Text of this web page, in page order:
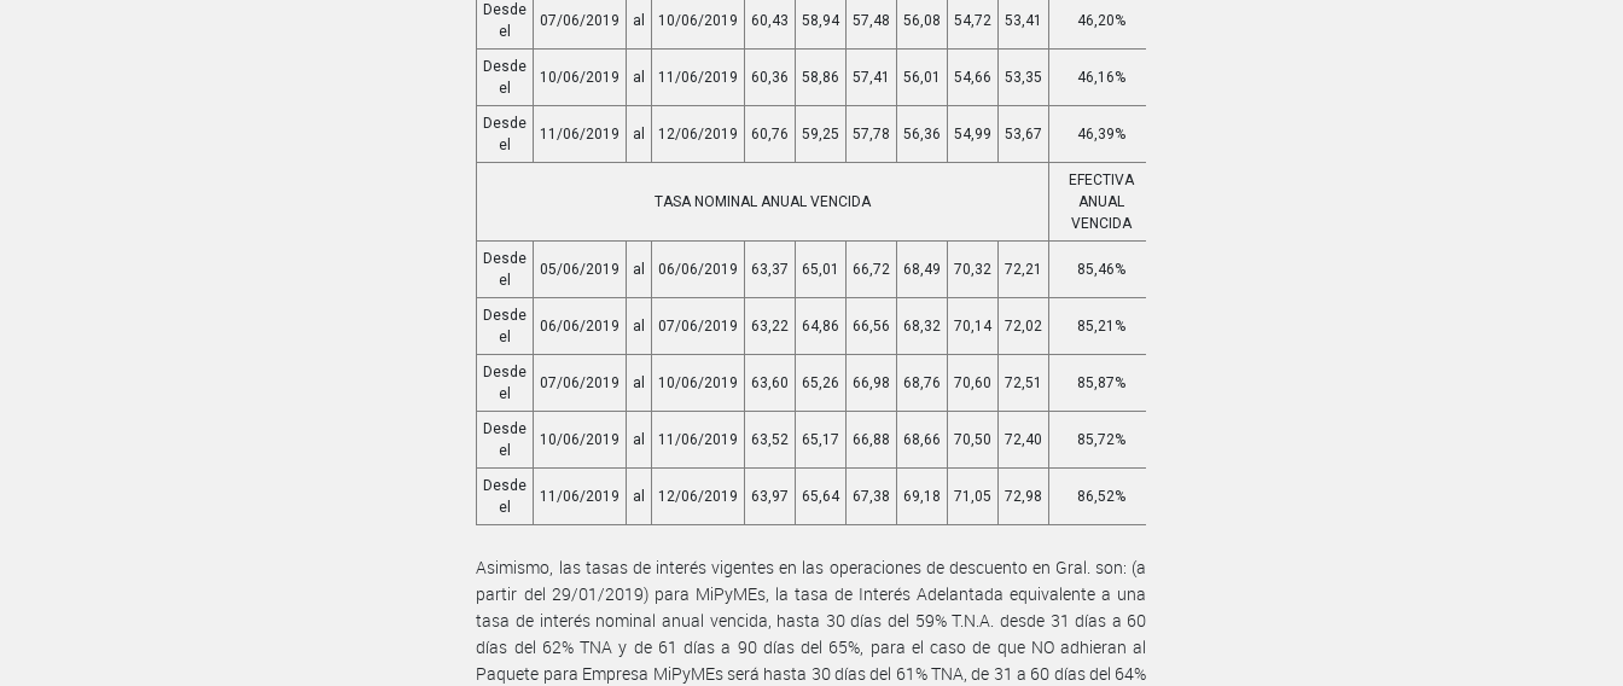
Desde
el
07/06/2019 al 10/06/2019 60,43 58,94 57,48 56,08 54,72 53,41 46,20%
Desde
el
10/06/2019 al 11/06/2019 60,36 58,86 57,41 56,01 54,66 53,35 46,16%
Desde
el
11/06/2019 al 12/06/2019 60,76 59,25 57,78 56,36 54,99 53,67 46,39%
TASA NOMINAL ANUAL VENCIDA
EFECTIVA
ANUAL
VENCIDA
Desde
el
05/06/2019 al 06/06/2019 63,37 65,01 66,72 68,49 70,32 72,21 85,46%
Desde
el
06/06/2019 al 07/06/2019 63,22 64,86 66,56 68,32 70,14 72,02 85,21%
Desde
el
07/06/2019 al 10/06/2019 63,60 65,26 66,98 68,76 70,60 72,51 85,87%
Desde
el
10/06/2019 al 11/06/2019 63,52 65,17 66,88 68,66 70,50 72,40 85,72%
Desde
el
11/06/2019 al 12/06/2019 63,97 65,64 67,38 69,18 71,05 72,98 86,52%
Asimismo, las tasas de interés vigentes en las operaciones de descuento en Gral. son: (a
partir del 29/01/2019) para MiPyMEs, la tasa de Interés Adelantada equivalente a una
tasa de interés nominal anual vencida, hasta 30 días del 59% T.N.A. desde 31 días a 60
días del 62% TNA y de 61 días a 90 días del 65%, para el caso de que NO adhieran al
Paquete para Empresa MiPyMEs será hasta 30 días del 61% TNA, de 31 a 60 días del 64%